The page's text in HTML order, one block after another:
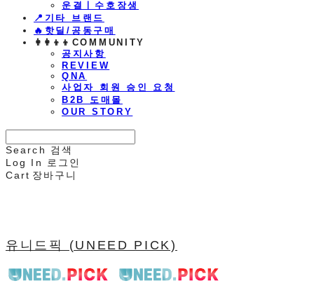
운결ㅣ수호장생
📍기타 브랜드
🔥핫딜/공동구매
👩‍👩‍👦‍👦COMMUNITY
공지사항
REVIEW
QNA
사업자 회원 승인 요청
B2B 도매몰
OUR STORY
Search
검색
Log In
로그인
Cart 장바구니
유니드픽 (UNEED PICK)